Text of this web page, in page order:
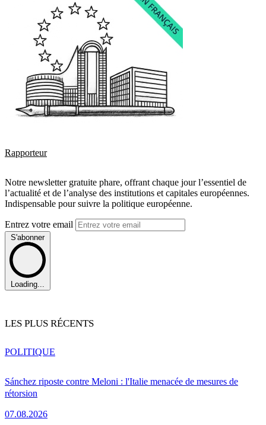
Rapporteur
Notre newsletter gratuite phare, offrant chaque jour l’essentiel de
l’actualité et de l’analyse des institutions et capitales européennes.
Indispensable pour suivre la politique européenne.
Entrez votre email
S'abonner
Loading...
LES PLUS RÉCENTS
Sánchez riposte contre Meloni : l'Italie menacée de mesures de
rétorsion
07.08.2026
POLITIQUE